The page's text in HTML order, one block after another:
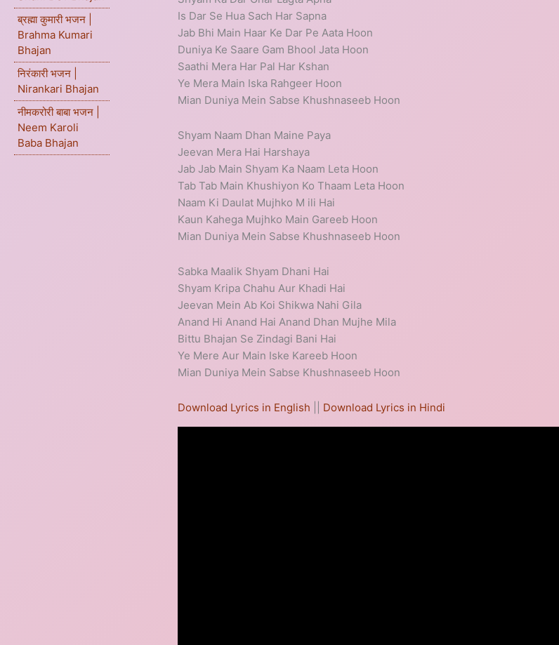
ब्रह्मा कुमारी भजन |
Brahma Kumari
Bhajan
निरंकारी भजन |
Nirankari Bhajan
नीमकरोरी बाबा भजन |
Neem Karoli
Baba Bhajan
Is Dar Se Hua Sach Har Sapna
Jab Bhi Main Haar Ke Dar Pe Aata Hoon
Duniya Ke Saare Gam Bhool Jata Hoon
Saathi Mera Har Pal Har Kshan
Ye Mera Main Iska Rahgeer Hoon
Mian Duniya Mein Sabse Khushnaseeb Hoon
Shyam Naam Dhan Maine Paya
Jeevan Mera Hai Harshaya
Jab Jab Main Shyam Ka Naam Leta Hoon
Tab Tab Main Khushiyon Ko Thaam Leta Hoon
Naam Ki Daulat Mujhko M ili Hai
Kaun Kahega Mujhko Main Gareeb Hoon
Mian Duniya Mein Sabse Khushnaseeb Hoon
Sabka Maalik Shyam Dhani Hai
Shyam Kripa Chahu Aur Khadi Hai
Jeevan Mein Ab Koi Shikwa Nahi Gila
Anand Hi Anand Hai Anand Dhan Mujhe Mila
Bittu Bhajan Se Zindagi Bani Hai
Ye Mere Aur Main Iske Kareeb Hoon
Mian Duniya Mein Sabse Khushnaseeb Hoon
Download Lyrics in English Download Lyrics in Hindi